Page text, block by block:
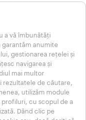
a vă îmbunătăți
anumite
gestionarea rețelei și
navigarea și
mai multor
rezultatele de căutare,
utilizăm module
cu scopul de a
Dând clic pe